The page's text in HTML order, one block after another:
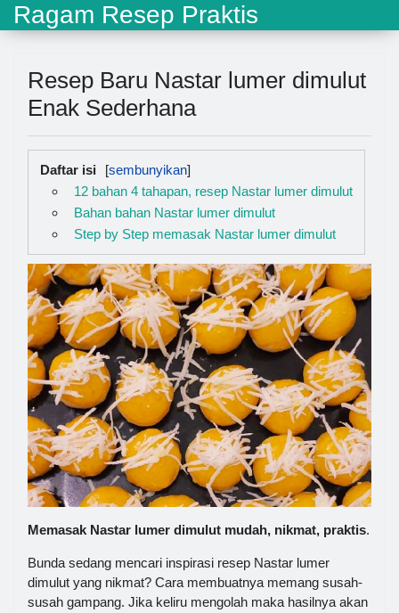
Ragam Resep Praktis
Resep Baru Nastar lumer dimulut
Enak Sederhana
Daftar isi
12 bahan 4 tahapan, resep Nastar lumer dimulut
Bahan bahan Nastar lumer dimulut
Step by Step memasak Nastar lumer dimulut
Memasak Nastar lumer dimulut mudah, nikmat, praktis.
Bunda sedang mencari inspirasi resep Nastar lumer
dimulut yang nikmat? Cara membuatnya memang susah-
susah gampang. Jika keliru mengolah maka hasilnya akan